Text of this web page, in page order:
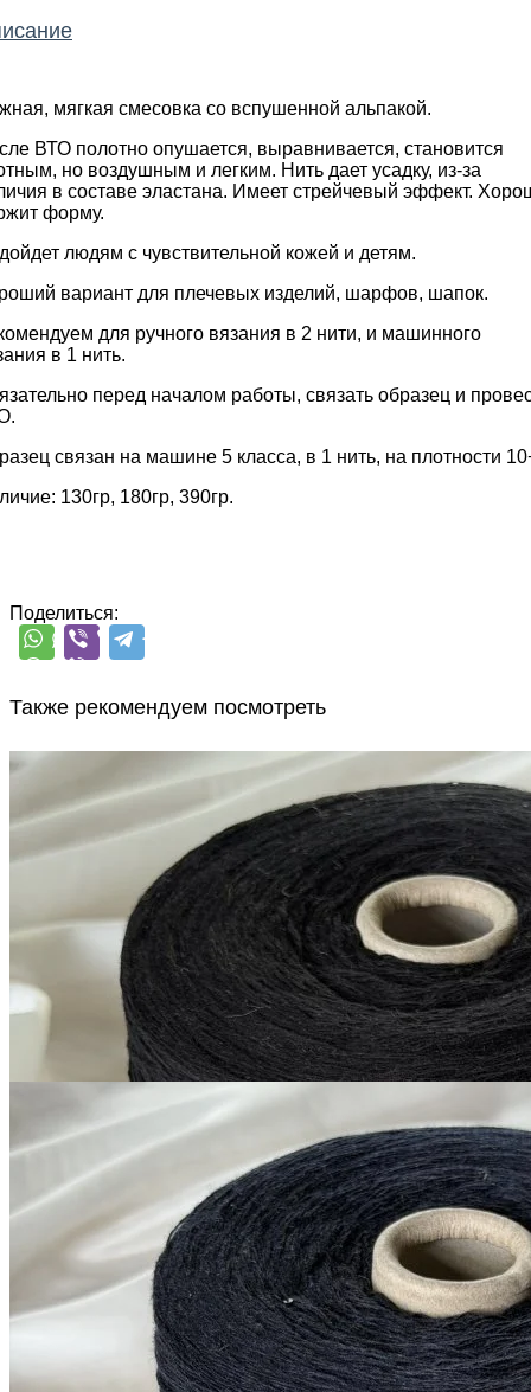
мягкая смесовка со вспушенной альпакой.
ВТО полотно опушается, выравнивается, становится
но воздушным и легким. Нить дает усадку, из-за
в составе эластана. Имеет стрейчевый эффект.
форму.
людям с чувствительной кожей и детям.
вариант для плечевых изделий, шарфов, шапок.
для ручного вязания в 2 нити, и машинного
в 1 нить.
перед началом работы, связать образец и
связан на машине 5 класса, в 1 нить, на плотности
130гр, 180гр, 390гр.
Поделиться:
Также рекомендуем посмотреть
В наличии 11280
Silver Plus
кашемир 10%, меринос 70%, шёлк 20%
+ пайетки
380 м/100 г черный матовый
1 200₽
за 100 г
Купить
В наличии 11280
гр
Silver Plus
кашемир 10%, меринос 70%, шёлк 20%
+ пайетки
380 м/100 гтёмно-синий близкий к
черному
1 200₽
за 100 г
Купить